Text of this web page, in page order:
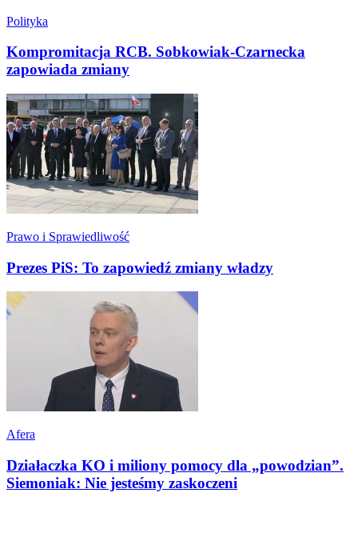
Polityka
Kompromitacja RCB. Sobkowiak-Czarnecka
zapowiada zmiany
Prawo i Sprawiedliwość
Prezes PiS: To zapowiedź zmiany władzy
Afera
Działaczka KO i miliony pomocy dla „powodzian”.
Siemoniak: Nie jesteśmy zaskoczeni